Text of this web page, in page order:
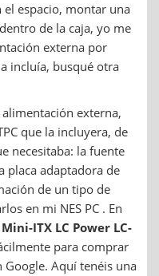
espacio, montar una
de la caja, yo me
externa por
incluía, busqué otra
externa,
que la incluyera, de
necesitaba: la fuente
placa adaptadora de
de un tipo de
en mi NES PC . En
ITX LC Power LC-
para comprar
Aquí tenéis una